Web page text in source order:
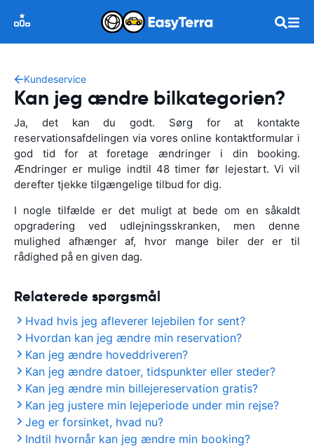
Kundeservice
Kan jeg ændre bilkategorien?
Ja, det kan du godt. Sørg for at kontakte
reservationsafdelingen via vores online kontaktformular i
god tid for at foretage ændringer i din booking.
Ændringer er mulige indtil 48 timer før lejestart. Vi vil
derefter tjekke tilgængelige tilbud for dig.
I nogle tilfælde er det muligt at bede om en såkaldt
opgradering ved udlejningsskranken, men denne
mulighed afhænger af, hvor mange biler der er til
rådighed på en given dag.
Relaterede spørgsmål
Hvad hvis jeg afleverer lejebilen for sent?
Hvordan kan jeg ændre min reservation?
Kan jeg ændre hoveddriveren?
Kan jeg ændre datoer, tidspunkter eller steder?
Kan jeg ændre min billejereservation gratis?
Kan jeg justere min lejeperiode under min rejse?
Jeg er forsinket, hvad nu?
Indtil hvornår kan jeg ændre min booking?